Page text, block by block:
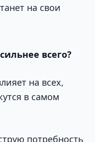
на свои
всего?
на всех,
в самом
потребность